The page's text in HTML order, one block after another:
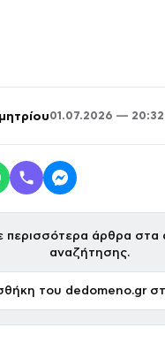
01.07.2026 — 20:32
περισσότερα άρθρα στα
αναζήτησης.
του dedomeno.gr